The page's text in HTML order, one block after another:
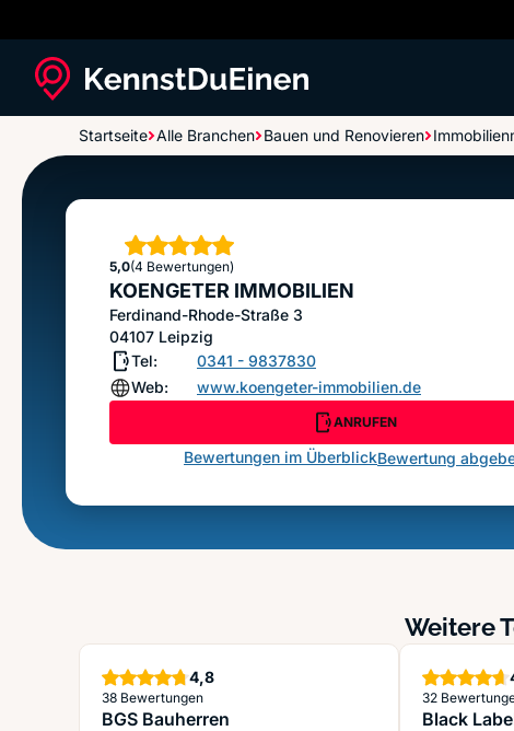
Startseite Alle Branchen Bauen und Renovieren
KOENGETER IMMOBILIEN
5,0
Sterne
(4 Bewertungen)
KOENGETER IMMOBILIEN
Ferdinand-Rhode-Straße 3
04107 Leipzig
Tel:
0341 - 9837830
Web:
www.koengeter-immobilien.de
ANRUFEN
Bewertungen im ÜberblickBewertung
Weitere
4,8Sterne
38 Bewertungen
BGS Bauherren
32
Black